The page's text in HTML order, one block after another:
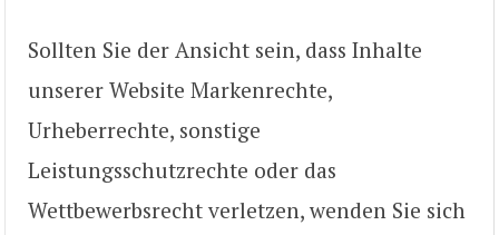
Sollten Sie der Ansicht sein, dass Inhalte
unserer Website Markenrechte,
Urheberrechte, sonstige
Leistungsschutzrechte oder das
Wettbewerbsrecht verletzen, wenden Sie sich